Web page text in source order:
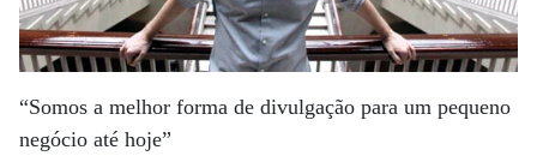
“Somos a melhor forma de divulgação para um pequeno
negócio até hoje”